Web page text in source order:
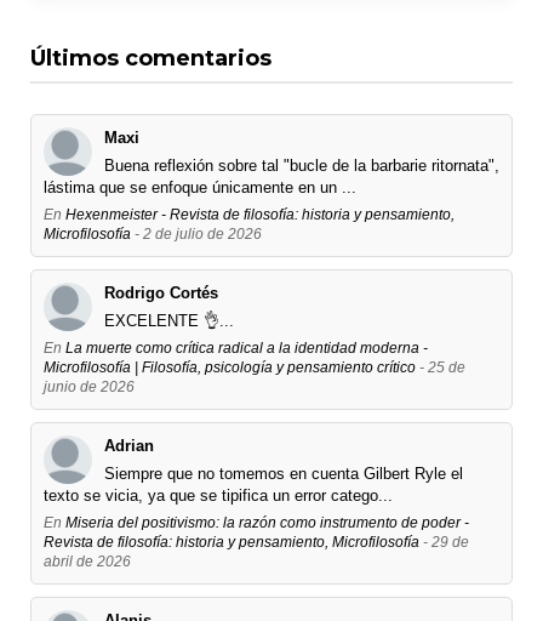
Últimos comentarios
Maxi
Buena reflexión sobre tal "bucle de la barbarie ritornata",
lástima que se enfoque únicamente en un ...
En Hexenmeister - Revista de filosofía: historia y pensamiento,
Microfilosofía - 2 de julio de 2026
Rodrigo Cortés
EXCELENTE 👌...
En La muerte como crítica radical a la identidad moderna -
Microfilosofía | Filosofía, psicología y pensamiento crítico - 25 de
junio de 2026
Adrian
Siempre que no tomemos en cuenta Gilbert Ryle el
texto se vicia, ya que se tipifica un error catego...
En Miseria del positivismo: la razón como instrumento de poder -
Revista de filosofía: historia y pensamiento, Microfilosofía - 29 de
abril de 2026